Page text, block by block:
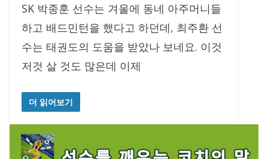
SK 박종훈 선수는 겨울에 동네 아주머니들
하고 배드민턴을 했다고 하던데, 최주환 선
수는 태권도의 도움을 받았나 보네요. 이것
저것 살 것도 많은데 이제
더 읽어보기